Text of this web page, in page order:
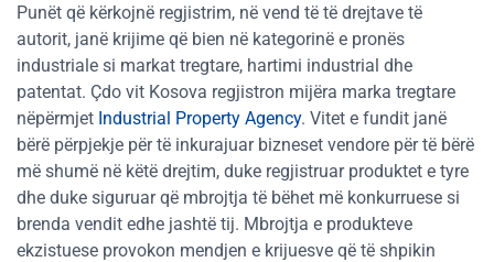
Punët që kërkojnë regjistrim, në vend të të drejtave të
autorit, janë krijime që bien në kategorinë e pronës
industriale si markat tregtare, hartimi industrial dhe
patentat. Çdo vit Kosova regjistron mijëra marka tregtare
nëpërmjet Industrial Property Agency. Vitet e fundit janë
bërë përpjekje për të inkurajuar bizneset vendore për të bërë
më shumë në këtë drejtim, duke regjistruar produktet e tyre
dhe duke siguruar që mbrojtja të bëhet më konkurruese si
brenda vendit edhe jashtë tij. Mbrojtja e produkteve
ekzistuese provokon mendjen e krijuesve që të shpikin